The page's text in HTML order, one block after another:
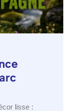
lisse :